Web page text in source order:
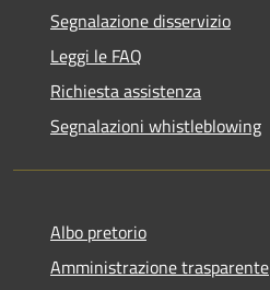
Segnalazione disservizio
Leggi le FAQ
Richiesta assistenza
Segnalazioni whistleblowing
Albo pretorio
Amministrazione trasparente